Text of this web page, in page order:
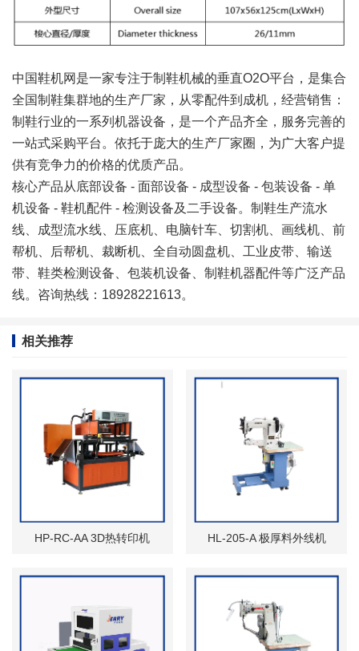
中国鞋机网是一家专注于制鞋机械的垂直O2O平台，是集合
全国制鞋集群地的生产厂家，从零配件到成机，经营销售：
制鞋行业的一系列机器设备，是一个产品齐全，服务完善的
一站式采购平台。依托于庞大的生产厂家圈，为广大客户提
供有竞争力的价格的优质产品。
核心产品从底部设备 - 面部设备 - 成型设备 - 包装设备 - 单
机设备 - 鞋机配件 - 检测设备及二手设备。制鞋生产流水
线、成型流水线、压底机、电脑针车、切割机、画线机、前
帮机、后帮机、裁断机、全自动圆盘机、工业皮带、输送
带、鞋类检测设备、包装机设备、制鞋机器配件等广泛产品
线。咨询热线：18928221613。
相关推荐
HP-RC-AA 3D热转印机 HL-205-A 极厚料外线机